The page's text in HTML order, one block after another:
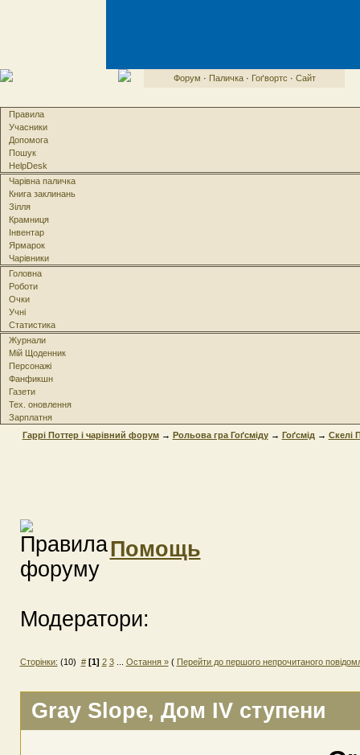
Форум · Паличка· Гоґвортс · Сайт
Правила
Учасники
Допомога
Пошук
HelpDesk
Чарівна паличка
Книга заклинань
Зілля
Крамниця
Інвентар
Ярмарок
Чарівники
Головна
Роботи
Очки
Учні
Статистика
Журнали
Мій Щоденник
Персонажі
Фанфикшн
Газети
Тех. оновлення
Зарплатня
Гаррі Поттер і чарівний форум→ Рольова гра Гоґсміду→ Гоґсмід → Скелi
Помощь
Модератори:
Сторінки: (10) # [1] 2 3... Остання »( Перейти до першого непрочитаного
Gray Slope, Дом IV ступени